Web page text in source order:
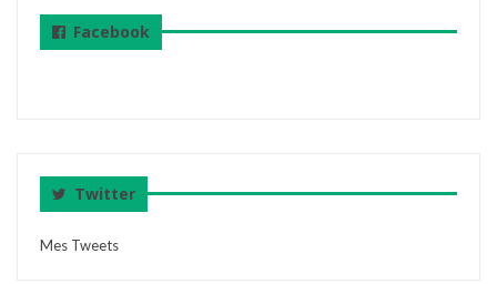
Facebook
Twitter
Mes Tweets